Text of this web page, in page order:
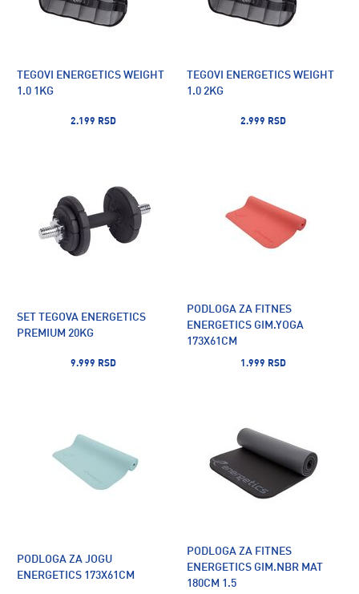
TEGOVI ENERGETICS WEIGHT
1.0 1KG
2.199 RSD
TEGOVI ENERGETICS WEIGHT
1.0 2KG
2.999 RSD
SET TEGOVA ENERGETICS
PREMIUM 20KG
9.999 RSD
PODLOGA ZA FITNES
ENERGETICS GIM.YOGA
173X61CM
1.999 RSD
PODLOGA ZA JOGU
ENERGETICS 173X61CM
PODLOGA ZA FITNES
ENERGETICS GIM.NBR MAT
180CM 1.5